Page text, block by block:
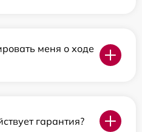
меня о ходе
гарантия?